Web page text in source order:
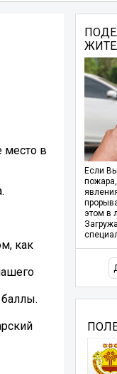
место в
как
Если
этом в